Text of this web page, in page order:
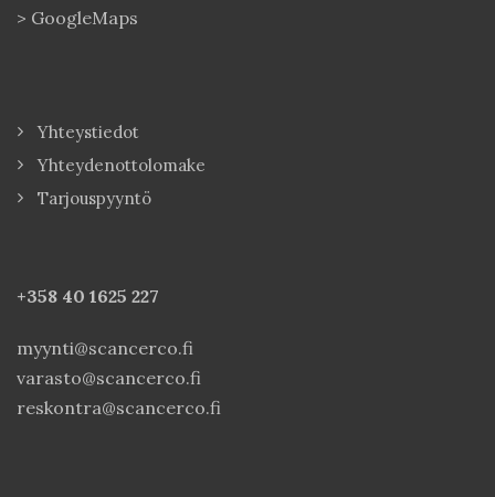
> GoogleMaps
Yhteystiedot
Yhteydenottolomake
Tarjouspyyntö
+358 40 1625 227
myynti@scancerco.fi
varasto@scancerco.fi
reskontra@scancerco.fi